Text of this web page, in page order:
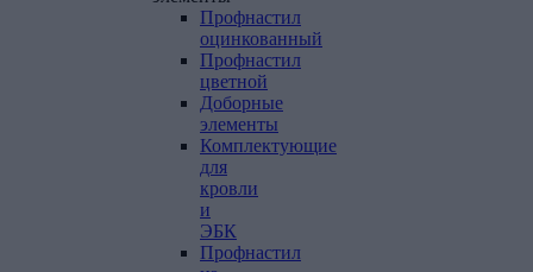
Профнастил
оцинкованный
Профнастил
цветной
Доборные
элементы
Комплектующие
для
кровли
и
ЭБК
Профнастил